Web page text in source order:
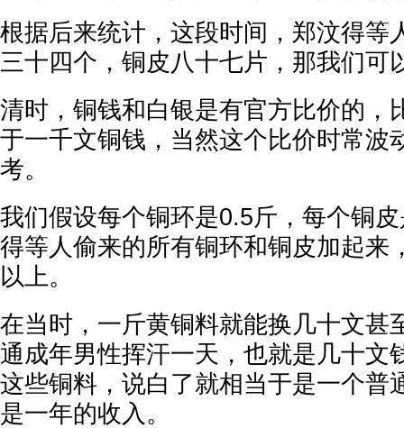
根据后来统计，这段时间，郑汶得等
三十四个，铜皮八十七片，那我们可
清时，铜钱和白银是有官方比价的，
于一千文铜钱，当然这个比价时常波
考。
我们假设每个铜环是0.5斤，每个铜
得等人偷来的所有铜环和铜皮加起来
以上。
在当时，一斤黄铜料就能换几十文甚
通成年男性挥汗一天，也就是几十文
这些铜料，说白了就相当于是一个普
是一年的收入。